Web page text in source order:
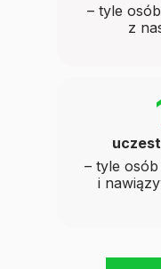
– tyle
z
– tyle
i